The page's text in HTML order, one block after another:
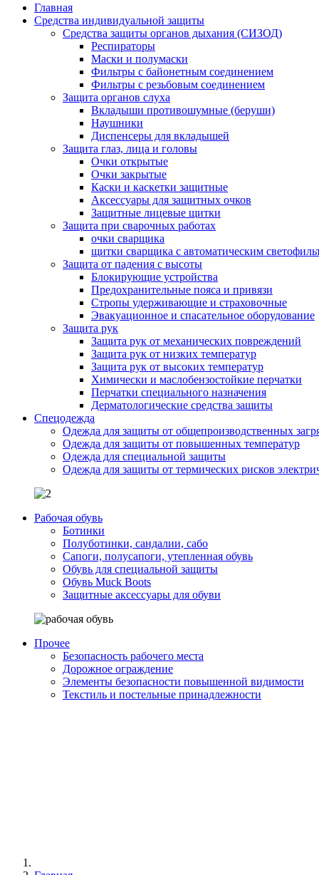
Главная
Средства индивидуальной защиты
Средства защиты органов дыхания (СИЗОД)
Респираторы
Маски и полумаски
Фильтры с байонетным соединением
Фильтры с резьбовым соединением
Защита органов слуха
Вкладыши противошумные (беруши)
Наушники
Диспенсеры для вкладышей
Защита глаз, лица и головы
Очки открытые
Очки закрытые
Каски и каскетки защитные
Аксессуары для защитных очков
Защитные лицевые щитки
Защита при сварочных работах
очки сварщика
щитки сварщика с автоматическим
Защита от падения с высоты
Блокирующие устройства
Предохранительные пояса и привязи
Стропы удерживающие и страховочные
Эвакуационное и спасательное оборудование
Защита рук
Защита рук от механических повреждений
Защита рук от низких температур
Защита рук от высоких температур
Химически и маслобензостойкие перчатки
Перчатки специального назначения
Дерматологические средства защиты
Спецодежда
Одежда для защиты от общепроизводственных
Одежда для защиты от повышенных температур
Одежда для специальной защиты
Одежда для защиты от термических рисков
Рабочая обувь
Ботинки
Полуботинки, сандалии, сабо
Сапоги, полусапоги, утепленная обувь
Обувь для специальной защиты
Обувь Muck Boots
Защитные аксессуары для обуви
Прочее
Безопасность рабочего места
Дорожное ограждение
Элементы безопасности повышенной видимости
Текстиль и постельные принадлежности